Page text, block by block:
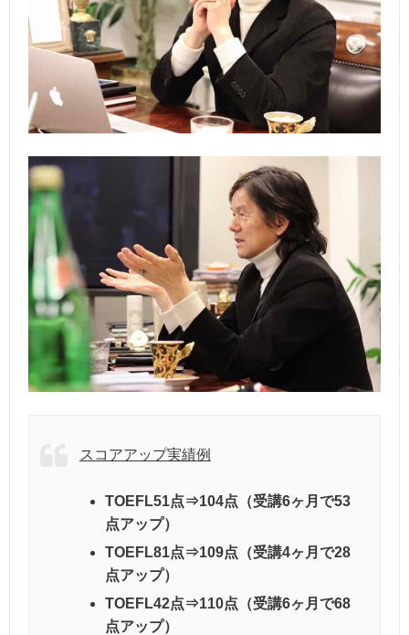
スコアアップ実績例
TOEFL51点⇒104点（受講6ヶ月で53
点アップ）
TOEFL81点⇒109点（受講4ヶ月で28
点アップ）
TOEFL42点⇒110点（受講6ヶ月で68
点アップ）